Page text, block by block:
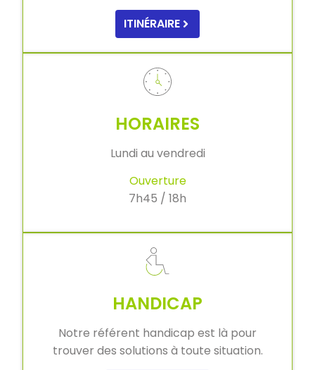
ITINÉRAIRE
HORAIRES
Lundi au vendredi
Ouverture
7h45 / 18h
HANDICAP
Notre référent handicap est là pour
trouver des solutions à toute situation.